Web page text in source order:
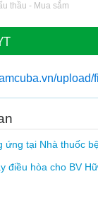
thầu - Mua sắm
ứng tại Nhà thuốc
điều hòa cho BV